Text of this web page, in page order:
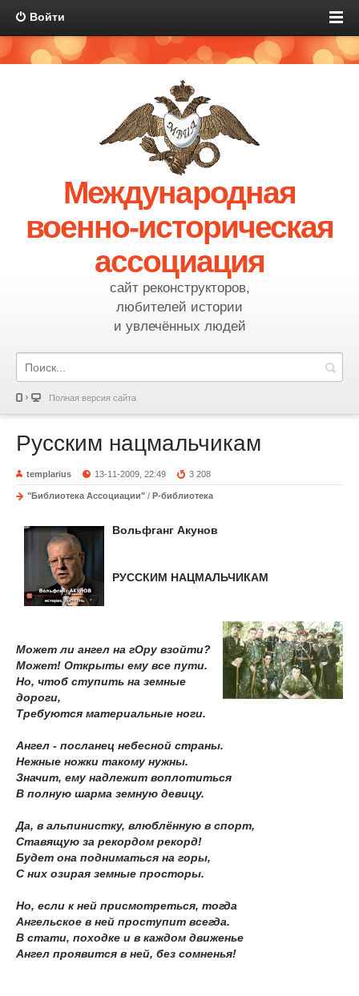
Войти
Международная
военно-историческая
ассоциация
сайт реконструкторов,
любителей истории
и увлечённых людей
Полная версия сайта
Русским нацмальчикам
templarius 13-11-2009, 22:49 3 208
"Библиотека Ассоциации" / Р-библиотека
Вольфганг Акунов
РУССКИМ НАЦМАЛЬЧИКАМ
Может ли ангел на гОру взойти?
Может! Открыты ему все пути.
Но, чтоб ступить на земные
дороги,
Требуются материальные ноги.
Ангел - посланец небесной страны.
Нежные ножки такому нужны.
Значит, ему надлежит воплотиться
В полную шарма земную девицу.
Да, в альпинистку, влюблённую в спорт,
Ставящую за рекордом рекорд!
Будет она подниматься на горы,
С них озирая земные просторы.
Но, если к ней присмотреться, тогда
Ангельское в ней проступит всегда.
В стати, походке и в каждом движенье
Ангел проявится в ней, без сомненья!